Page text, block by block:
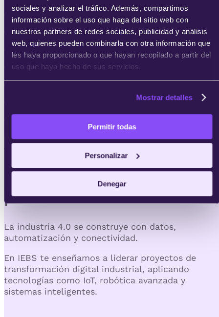
sociales y analizar el tráfico. Además, compartimos
información sobre el uso que haga del sitio web con
nuestros partners de redes sociales, publicidad y análisis
web, quienes pueden combinarla con otra información que
les haya proporcionado o que hayan recopilado a partir del
uso que haya hecho de sus servicios.
Mostrar detalles
Permitir todas
Personalizar
Denegar
Másters en Industria 4.0
Programas Focalizados en Industria 4.0
Cursos en Industria 4.0
Blockchain
Ciberseguridad
Programación
A qué puestos vas a
poderacceder
La industria 4.0 se construye con datos,
automatización y conectividad.
En IEBS te enseñamos a liderar proyectos de
transformación digital industrial, aplicando
tecnologías como IoT, robótica avanzada y
sistemas inteligentes.